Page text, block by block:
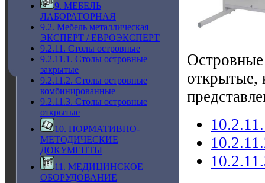
9. МЕБЕЛЬ
ЛАБОРАТОРНАЯ
9.2. Мебель металлическая
ЭКСПЕРТ / ЕВРОЭКСПЕРТ
9.2.11. Столы островные
9.2.11.1. Столы островные
закрытые
9.2.11.2. Столы островные
комбинированные
9.2.11.3. Столы островные
открытые
10. НОРМАТИВНО-
МЕТОДИЧЕСКИЕ
ДОКУМЕНТЫ
11. МЕДИЦИНСКОЕ
ОБОРУДОВАНИЕ
Островные
открытые,